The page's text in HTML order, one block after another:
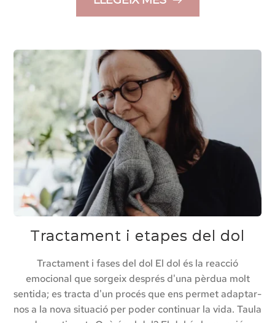
Tractament i etapes del dol
Tractament i fases del dol El dol és la reacció
emocional que sorgeix després d'una pèrdua molt
sentida; es tracta d'un procés que ens permet adaptar-
nos a la nova situació per poder continuar la vida. Taula